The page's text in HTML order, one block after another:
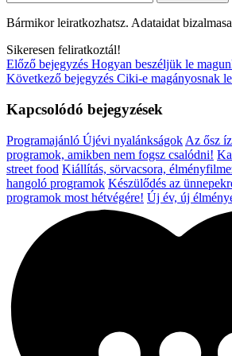
Bármikor leiratkozhatsz. Adataidat
Sikeresen feliratkoztál!
Előző bejegyzés Hogyan beszéljük le
Következő bejegyzés Ciki-e magányosnak
Kapcsolódó bejegyzések
Programajánló Újévi nyalánkságok Az ősz
programok, amikben nem fogsz csalódni!
street food Kiállítás, sörvacsora,
hangoló programok Készülődés az
programok most hétvégére! Új év, új